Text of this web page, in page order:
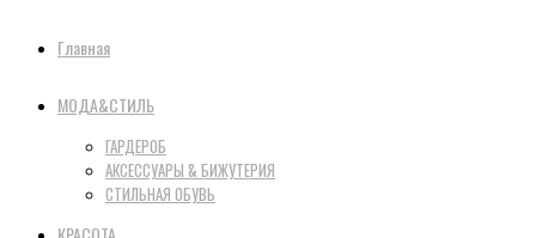
Главная
МОДА&СТИЛЬ
ГАРДЕРОБ
АКСЕССУАРЫ & БИЖУТЕРИЯ
СТИЛЬНАЯ ОБУВЬ